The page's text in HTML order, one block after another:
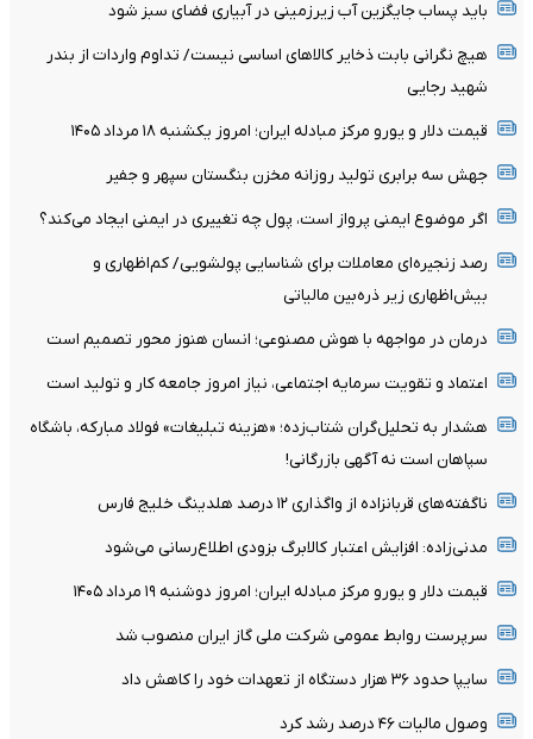
باید پساب جایگزین آب‌ زیرزمینی در آبیاری فضای سبز شود
هیچ نگرانی بابت ذخایر کالاهای اساسی نیست/ تداوم واردات از بندر
شهید رجایی
قیمت دلار و یورو مرکز مبادله ایران؛ امروز یکشنبه ۱۸ مرداد ۱۴۰۵
جهش سه برابری تولید روزانه مخزن بنگستان سپهر و جفیر
اگر موضوع ایمنی پرواز است، پول چه تغییری در ایمنی ایجاد می‌کند؟
رصد زنجیره‌ای معاملات برای شناسایی پولشویی/ کم‌اظهاری و
بیش‌اظهاری زیر ذره‌بین مالیاتی
درمان در مواجهه با هوش مصنوعی؛ انسان هنوز محور تصمیم است
اعتماد و تقویت سرمایه اجتماعی، نیاز امروز جامعه کار و تولید است
هشدار به تحلیل‌گران شتاب‌زده؛ «هزینه تبلیغات» فولاد مبارکه، باشگاه
سپاهان است نه آگهی بازرگانی!
ناگفته‌های قربانزاده از واگذاری ۱۲ درصد هلدینگ خلیج فارس
مدنی‌زاده: افزایش اعتبار کالابرگ بزودی اطلاع‌رسانی می‌شود
قیمت دلار و یورو مرکز مبادله ایران؛ امروز دوشنبه ۱۹ مرداد ۱۴۰۵
سرپرست روابط عمومی شرکت ملی گاز ایران منصوب شد
سایپا حدود ۳۶ هزار دستگاه از تعهدات خود را کاهش داد
وصول مالیات ۴۶ درصد رشد کرد